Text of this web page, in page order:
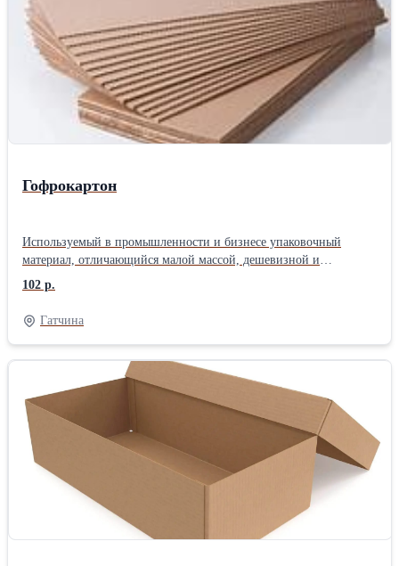
Гофрокартон
Используемый в промышленности и бизнесе упаковочный
материал, отличающийся малой массой, дешевизной и
высокими физическими параметрами. Является одним из
наиболее распространённых материалов в мире для
использования в качестве упаковки. Особенностью производства
гофрокартона является возможность использовать бумагу и
картон, полученные из макулатуры, что положительно с точки
зрения экономии ресурсов и защиты окружающей среды.
Недостатком гофрокартона является его низкая влагостойкость. •
Двухслойный гофрокартон в листах часто используют для
защиты вещей или полов во время ремонта. В структуре
двухслойного гофрокартона присутствует один плоский слой и
один слой флютинга. И достоинством, и недостатком
двухслойного картона является способность сворачиваться в
рулон. Гофрированный картон обладает хорошей жесткостью на
излом поперек направления гофры. Но в направлении вдоль он
легко поддается сгибанию и сворачивается. • Трехслойный
листовой гофрокартон Т21, Т22, Т23, Т24 чаще идет на
102 р.
Гатчина